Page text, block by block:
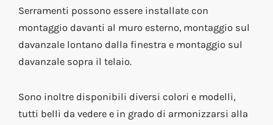
Serramenti possono essere installate con
montaggio davanti al muro esterno, montaggio sul
davanzale lontano dalla finestra e montaggio sul
davanzale sopra il telaio.
Sono inoltre disponibili diversi colori e modelli,
tutti belli da vedere e in grado di armonizzarsi alla